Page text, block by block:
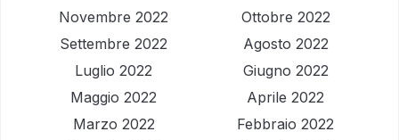
Novembre 2022
Ottobre 2022
Settembre 2022
Agosto 2022
Luglio 2022
Giugno 2022
Maggio 2022
Aprile 2022
Marzo 2022
Febbraio 2022